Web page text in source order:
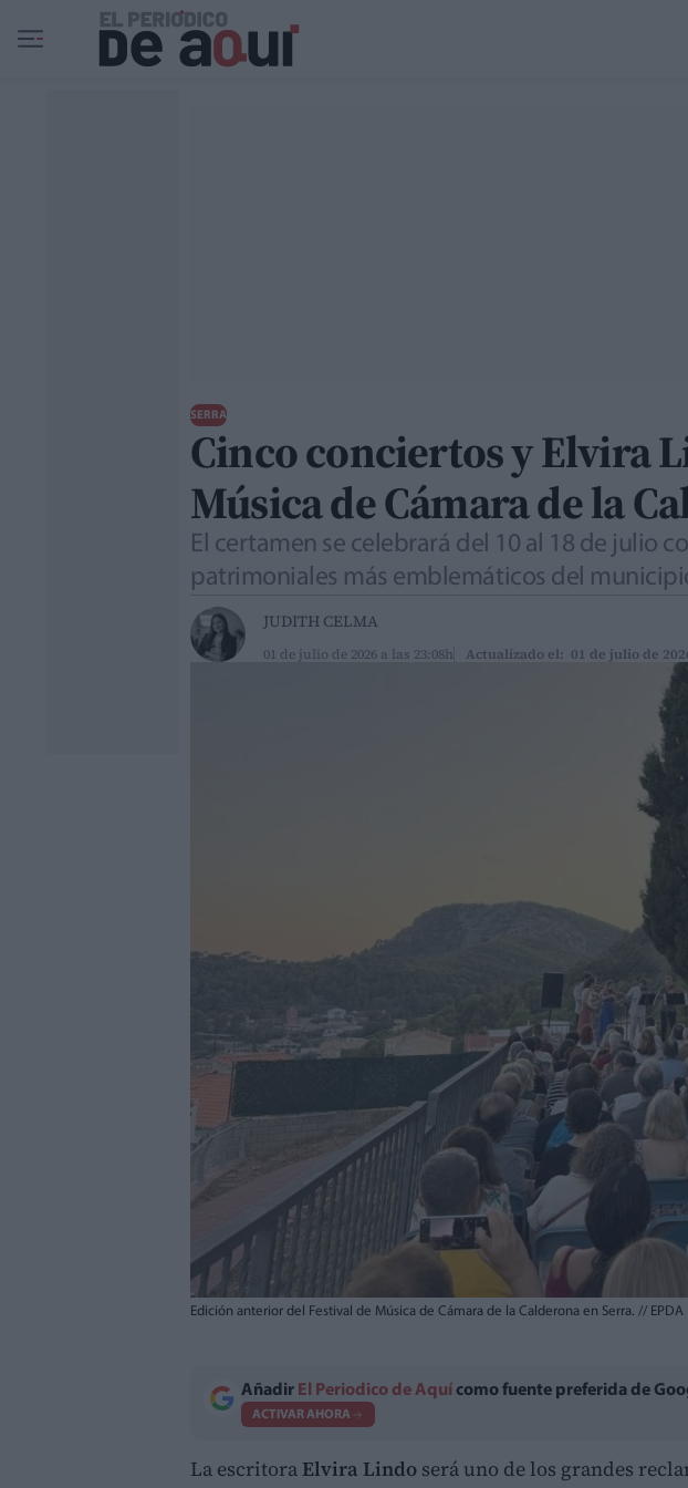
Ir al contenido principal
SERRA
Cinco conciertos y Elvira
Música de Cámara de la
El certamen se celebrará del 10 al 18 de julio
patrimoniales más emblemáticos del
JUDITH CELMA
01 de julio de 2026 a las 23:08h Actualizado el: 01 de julio de
Edición anterior del Festival de Música de Cámara de la Calderona en Serra. // EPDA
Añadir El Periodico de Aquí como fuente preferida de
ACTIVAR AHORA
La escritora Elvira Lindo será uno de los grandes